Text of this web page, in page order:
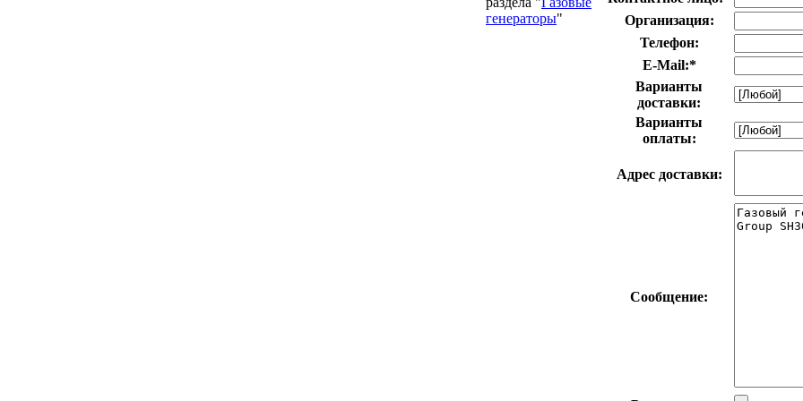
генераторы"
Организация:
Телефон:
E-Mail:*
Варианты
доставки:
Варианты
оплаты:
Адрес доставки:
Сообщение: